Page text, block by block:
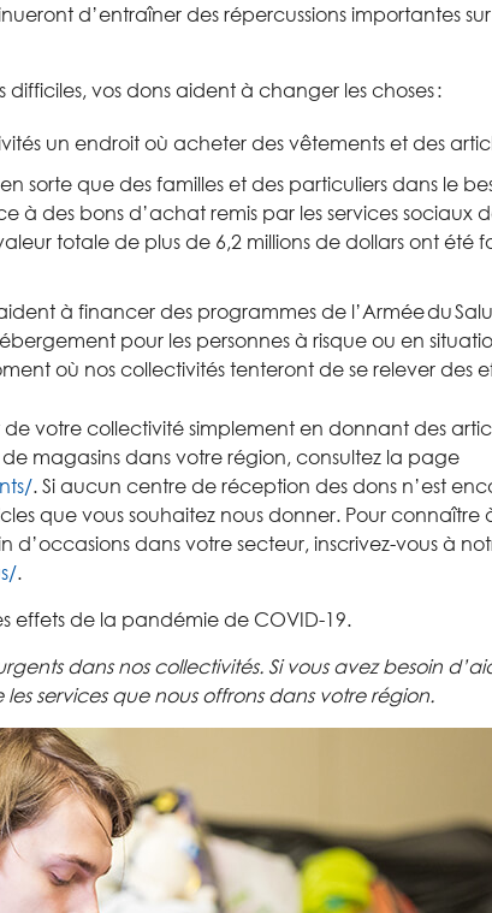
ont d’entraîner des répercussions importantes
difficiles, vos dons aident à changer les choses :
un endroit où acheter des vêtements et des
en sorte que des familles et des particuliers dans le
à des bons d’achat remis par les services sociaux
totale de plus de 6,2 millions de dollars ont été
à financer des programmes de l’Arméedu
pour les personnes à risque ou en
où nos collectivités tenteront de se relever des
de votre collectivité simplement en donnant des
e magasins dans votre région, consultez la page
. Si aucun centre de réception des dons n’est
que vous souhaitez nous donner. Pour connaître
d’occasions dans votre secteur, inscrivez-vous à
.
effets de la pandémie de COVID-19.
dans nos collectivités. Si vous avez besoin
lesservicesque nousoffronsdans votre région.